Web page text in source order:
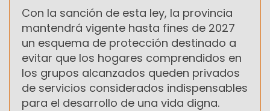
Con la sanción de esta ley, la provincia
mantendrá vigente hasta fines de 2027
un esquema de protección destinado a
evitar que los hogares comprendidos en
los grupos alcanzados queden privados
de servicios considerados indispensables
para el desarrollo de una vida digna.